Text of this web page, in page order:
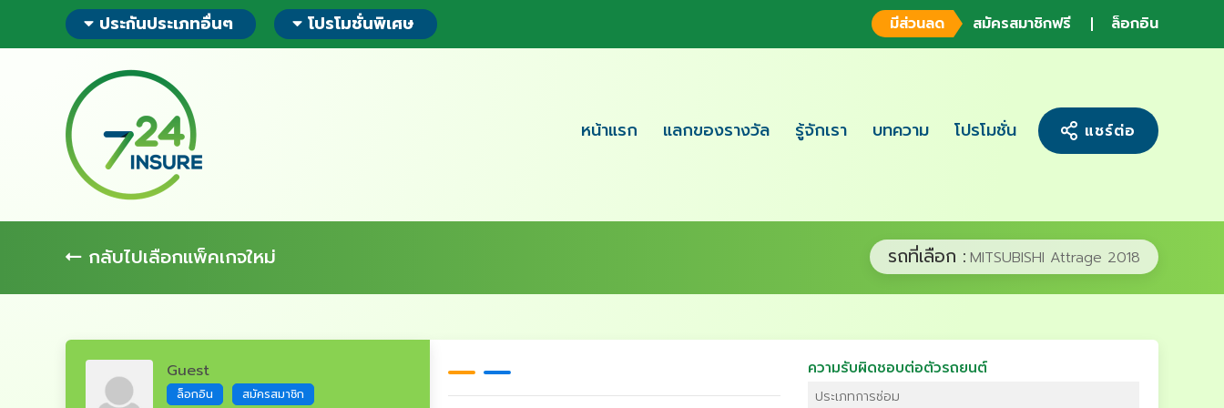
ยัง
ประกันประเภทอื่นๆ โปรโมชั่นพิเศษ มีส่วนลด สมัครสมาชิกฟรี ล็อกอิน
แชร์ต่อ
หน้าแรก แลกของรางวัล รู้จักเรา บทความ โปรโมชั่น
กลับไปเลือกแพ็คเกจใหม่ รถที่เลือก : MITSUBISHI Attrage 2018
Guest
ล็อกอิน สมัครสมาชิก
ความรับผิดชอบต่อตัวรถยนต์
ประเภทการซ่อม